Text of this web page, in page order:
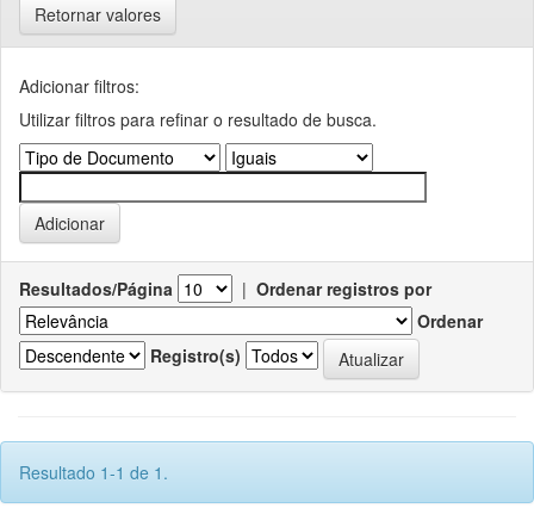
Retornar valores
Adicionar filtros:
Utilizar filtros para refinar o resultado de busca.
Resultados/Página | Ordenar registros por
Ordenar
Registro(s)
Resultado 1-1 de 1.